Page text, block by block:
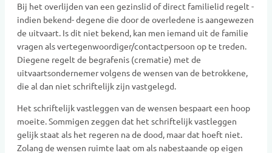
Bij het overlijden van een gezinslid of direct familielid regelt -
indien bekend- degene die door de overledene is aangewezen
de uitvaart. Is dit niet bekend, kan men iemand uit de familie
vragen als vertegenwoordiger/contactpersoon op te treden.
Diegene regelt de begrafenis (crematie) met de
uitvaartsondernemer volgens de wensen van de betrokkene,
die al dan niet schriftelijk zijn vastgelegd.
Het schriftelijk vastleggen van de wensen bespaart een hoop
moeite. Sommigen zeggen dat het schriftelijk vastleggen
gelijk staat als het regeren na de dood, maar dat hoeft niet.
Zolang de wensen ruimte laat om als nabestaande op eigen